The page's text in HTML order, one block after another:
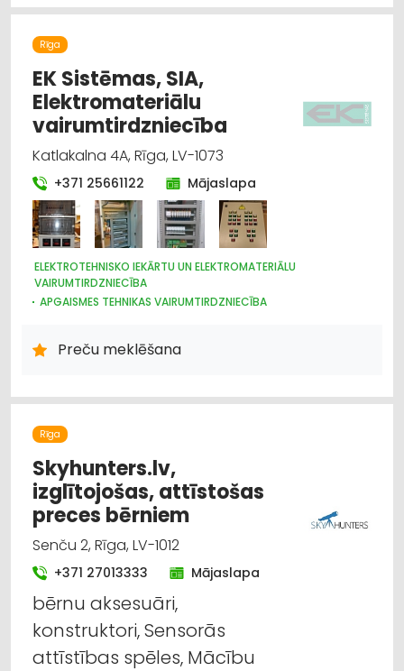
Rīga
EK Sistēmas, SIA,
Elektromateriālu
vairumtirdzniecība
Katlakalna 4A, Rīga, LV-1073
+371 25661122 Mājaslapa
ELEKTROTEHNISKO IEKĀRTU UN ELEKTROMATERIĀLU
VAIRUMTIRDZNIECĪBA
APGAISMES TEHNIKAS VAIRUMTIRDZNIECĪBA
TIRDZNIECĪBA
Preču meklēšana
Rīga
Skyhunters.lv,
izglītojošas, attīstošas
preces bērniem
Senču 2, Rīga, LV-1012
+371 27013333 Mājaslapa
bērnu aksesuāri,
konstruktori, Sensorās
attīstības spēles, Mācību